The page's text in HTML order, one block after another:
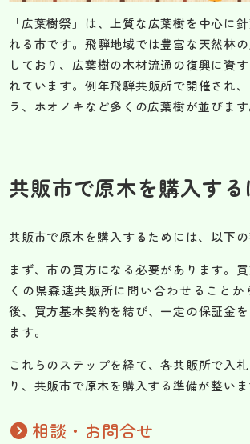
「広葉樹祭」は、上質な広葉樹を中心に
れる市です。飛騨地域では豊富な天然林
しており、広葉樹の木材流通の復興に資
れています。例年飛騨共販所で開催され
ラ、ホオノキなど多くの広葉樹が並びます
共販市で原木を購入する
共販市で原木を購入するためには、以下の
まず、市の買方になる必要があります。
くの県森連共販所に問い合わせること
後、買方基本契約を結び、一定の保証金
ます。
これらのステップを経て、各共販所で入
り、共販市で原木を購入する準備が整いま
相談・お問合せ